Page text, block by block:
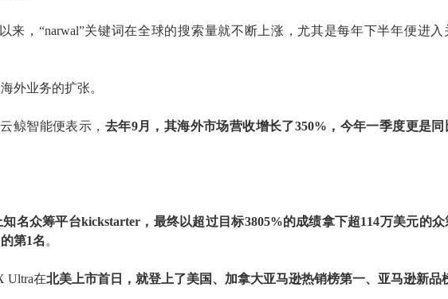
以来，“narwal”关键词在全球的搜索量就不断上涨，尤其是每年下半年便进入
海外业务的扩张。
云鲸智能便表示 ， 去年9月， 其海外市场营收增长了350% ， 今年一季度更是同
知名众筹平台kickstarter，最终以超过目标3805%的成绩拿下超114万美元的众
第1名 。
Ultra在北美上市首日，就登上了美国、加拿大亚马逊热销榜第一、亚马逊新品